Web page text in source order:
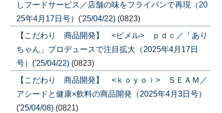
しフードサービス／店舗の味をフライパンで再現（20
25年4月17日号）('25/04/22) (0823)
【こだわり 商品開発】 <ピメル> ｐｄｃ／「あり
ちゃん」プロデュースで注目拡大（2025年4月17日
号）('25/04/22) (0823)
【こだわり 商品開発】 <ｋｏｙｏｉ> ＳＥＡＭ／
アシードと健康×飲料の商品開発（2025年4月3日号）
('25/04/08) (0821)